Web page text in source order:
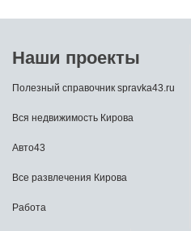
Наши проекты
Полезный справочник spravka43.ru
Вся недвижимость Кирова
Авто43
Все развлечения Кирова
Работа